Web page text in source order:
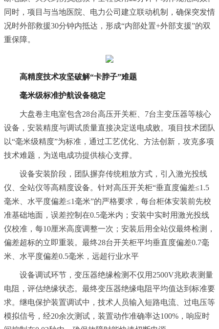
同时，项目与当地医院、电力公司建立联动机制，确保突发情
况时外部救援30分钟内抵达，形成“内部处置+外部支援”的双
重保障。
高精度技术攻坚破解“卡脖子”难题
毫米级标准护航设备稳定
大盘卷主电室包含28台高压开关柜、7台主变压器等核心
设备，安装精度与调试质量直接决定送电成败。项目技术团队
以“毫米级精度”为标准，通过工艺优化、方法创新，攻克多项
技术难题，为送电成功提供核心支撑。
设备安装阶段，团队摒弃传统粗放方式，引入激光投线
仪、全站仪等高精度设备。针对高压开关柜“垂直度偏差≤1.5
毫米、水平度偏差≤1毫米”的严格要求，每台柜体安装前先校
准基础地面，误差控制在0.5毫米内；安装中实时用激光投线
仪校准，每10厘米高度调整一次；安装后用全站仪最终检测，
偏差超标的立即重装。最终28台开关柜平均垂直度偏差0.7毫
米、水平度偏差0.5毫米，远超行业水平
设备调试环节，变压器绝缘检测不仅用2500V兆欧表测量
电阻，评估绝缘状态。最终变压器绝缘电阻平均值达到标准要
求。继电保护装置调试中，技术人员输入短路电流、过电压等
模拟信号，经20余次测试，装置动作准确率达100%，响应时